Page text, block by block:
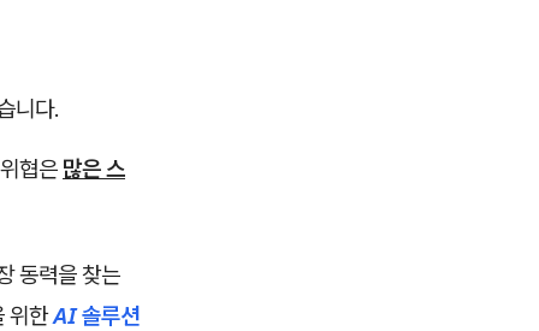
니다.
협은 많은 스
동력을 찾는
위한AI 솔루션